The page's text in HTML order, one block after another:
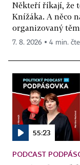
Někteří říkají, že
Knížáka. A něco
organizovaný
7. 8. 2026 ▪ 4 min.
55:23
PODCAST